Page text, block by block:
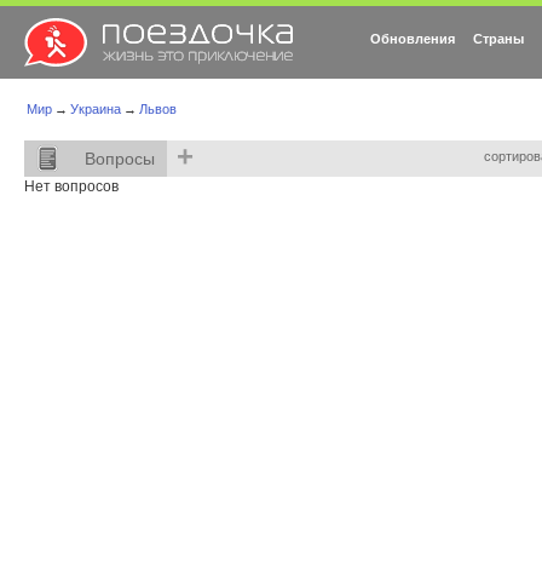
Обновления Страны
Мир → Украина → Львов
Вопросы +
Нет вопросов